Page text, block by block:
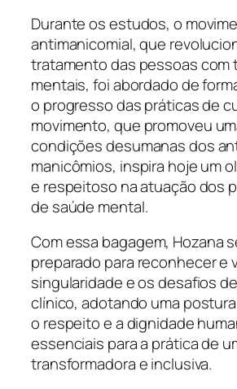
Durante os estudos, o
antimanicomial, que
tratamento das pessoas com
mentais, foi abordado de
o progresso das práticas de
movimento, que promoveu
condições desumanas dos
manicômios, inspira hoje um
e respeitoso na atuação dos
de saúde mental.
Com essa bagagem, Hozana
preparado para reconhecer e
singularidade e os desafios
clínico, adotando uma
o respeito e a dignidade
essenciais para a prática de
transformadora e inclusiva.